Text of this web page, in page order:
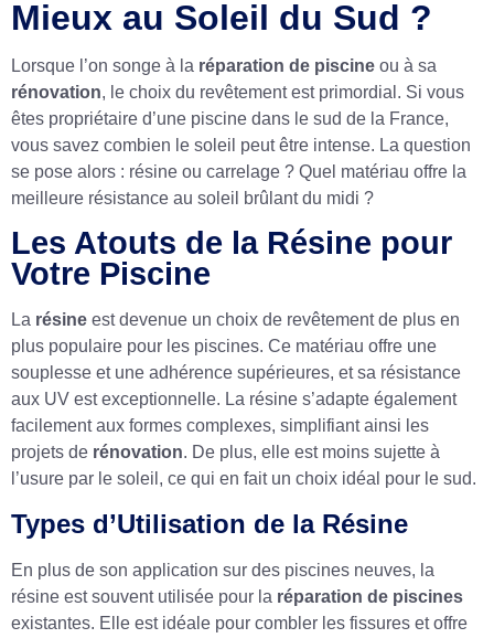
Mieux au Soleil du Sud ?
Lorsque l’on songe à la réparation de piscine ou à sa
rénovation, le choix du revêtement est primordial. Si vous
êtes propriétaire d’une piscine dans le sud de la France,
vous savez combien le soleil peut être intense. La question
se pose alors : résine ou carrelage ? Quel matériau offre la
meilleure résistance au soleil brûlant du midi ?
Les Atouts de la Résine pour
Votre Piscine
La résine est devenue un choix de revêtement de plus en
plus populaire pour les piscines. Ce matériau offre une
souplesse et une adhérence supérieures, et sa résistance
aux UV est exceptionnelle. La résine s’adapte également
facilement aux formes complexes, simplifiant ainsi les
projets de rénovation. De plus, elle est moins sujette à
l’usure par le soleil, ce qui en fait un choix idéal pour le sud.
Types d’Utilisation de la Résine
En plus de son application sur des piscines neuves, la
résine est souvent utilisée pour la réparation de piscines
existantes. Elle est idéale pour combler les fissures et offre